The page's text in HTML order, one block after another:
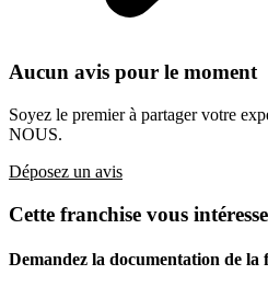
Aucun avis pour le moment
Soyez le premier à partager votre
NOUS.
Déposez un avis
Cette franchise vous
Demandez la documentation de la